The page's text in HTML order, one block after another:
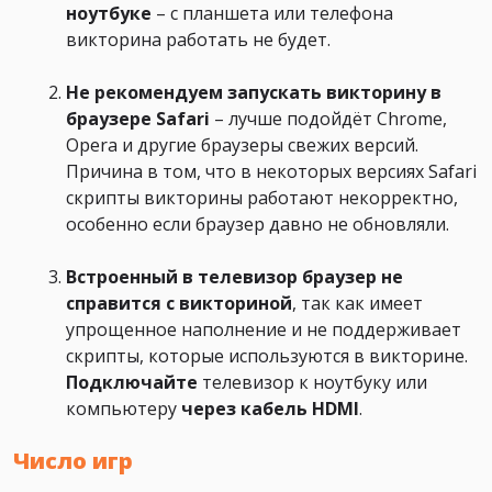
ноутбуке – с планшета или телефона
викторина работать не будет.
Не рекомендуем запускать викторину в
браузере Safari – лучше подойдёт Chrome,
Opera и другие браузеры свежих версий.
Причина в том, что в некоторых версиях Safari
скрипты викторины работают некорректно,
особенно если браузер давно не обновляли.
Встроенный в телевизор браузер не
справится с викториной, так как имеет
упрощенное наполнение и не поддерживает
скрипты, которые используются в викторине.
Подключайте телевизор к ноутбуку или
компьютеру через кабель HDMI.
Число игр